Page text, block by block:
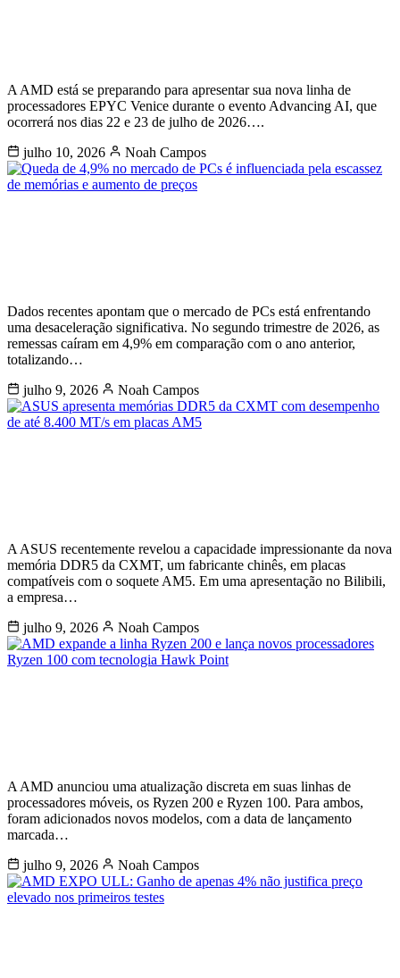
A AMD está se preparando para apresentar sua nova linha de
processadores EPYC Venice durante o evento Advancing AI, que
ocorrerá nos dias 22 e 23 de julho de 2026….
julho 10, 2026
Noah Campos
Dados recentes apontam que o mercado de PCs está enfrentando
uma desaceleração significativa. No segundo trimestre de 2026, as
remessas caíram em 4,9% em comparação com o ano anterior,
totalizando…
julho 9, 2026
Noah Campos
A ASUS recentemente revelou a capacidade impressionante da nova
memória DDR5 da CXMT, um fabricante chinês, em placas
compatíveis com o soquete AM5. Em uma apresentação no Bilibili,
a empresa…
julho 9, 2026
Noah Campos
A AMD anunciou uma atualização discreta em suas linhas de
processadores móveis, os Ryzen 200 e Ryzen 100. Para ambos,
foram adicionados novos modelos, com a data de lançamento
marcada…
julho 9, 2026
Noah Campos